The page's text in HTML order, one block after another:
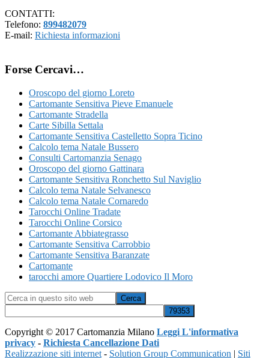
CONTATTI:
Telefono: 899482079
E-mail: Richiesta informazioni
Forse Cercavi…
Oroscopo del giorno Loreto
Cartomante Sensitiva Pieve Emanuele
Cartomante Stradella
Carte Sibilla Settala
Cartomante Sensitiva Castelletto Sopra Ticino
Calcolo tema Natale Bussero
Consulti Cartomanzia Senago
Oroscopo del giorno Gattinara
Cartomante Sensitiva Ronchetto Sul Naviglio
Calcolo tema Natale Selvanesco
Calcolo tema Natale Cornaredo
Tarocchi Online Tradate
Tarocchi Online Corsico
Cartomante Abbiategrasso
Cartomante Sensitiva Carrobbio
Cartomante Sensitiva Baranzate
Cartomante
tarocchi amore Quartiere Lodovico Il Moro
Cerca
in
questo
sito
web
Copyright © 2017 Cartomanzia Milano Leggi L'informativa
privacy - Richiesta Cancellazione Dati
Realizzazione siti internet - Solution Group Communication | Siti